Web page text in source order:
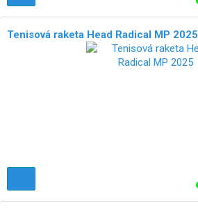
Tenisová raketa Head Radical MP 2025